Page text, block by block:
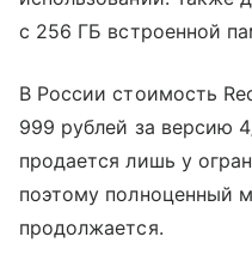
с 256 ГБ встроенной
В России стоимость
999 рублей за версию
продается лишь у
поэтому полноценный
продолжается.